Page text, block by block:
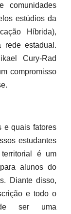
comunidades
estúdios da
Híbrida),
rede estadual.
Cury-Rad
compromisso
e quais fatores
estudantes
é um
alunos do
Diante disso,
e todo o
de ser uma